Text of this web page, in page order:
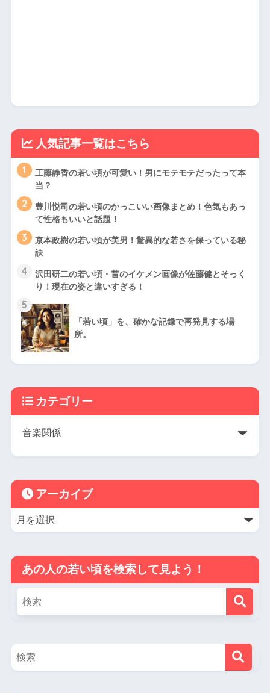
人気記事一覧はこちら
1
工藤静香の若い頃が可愛い！男にモテモテだったって本
当？
2
豊川悦司の若い頃のかっこいい画像まとめ！色気もあっ
て性格もいいと話題！
3
京本政樹の若い頃が美男！驚異的な若さを保っている秘
訣
4
沢田研二の若い頃・昔のイケメン画像が佐藤健とそっく
り！現在の姿と違いすぎる！
5
「若い頃」を、確かな記録で再発見する場
所。
カテゴリー
アーカイブ
あの人の若い頃を検索して見よう！